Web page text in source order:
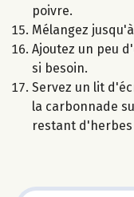
poivre.
Mélangez
Ajoutez un peu
si besoin.
Servez un lit
la carbonnade
restant